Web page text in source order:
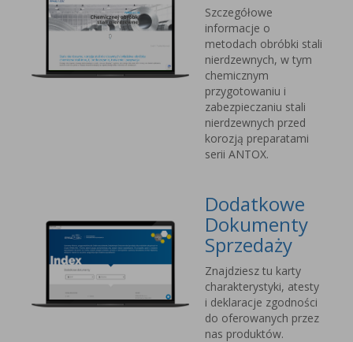
Szczegółowe
informacje o
metodach obróbki stali
nierdzewnych, w tym
chemicznym
przygotowaniu i
zabezpieczaniu stali
nierdzewnych przed
korozją preparatami
serii ANTOX.
Dodatkowe
Dokumenty
Sprzedaży
Znajdziesz tu karty
charakterystyki, atesty
i deklaracje zgodności
do oferowanych przez
nas produktów.